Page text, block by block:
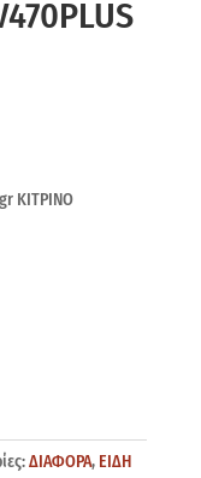
ΚΙΤΡΙΝΟ
ΔΙΑΦΟΡΑ, ΕΙΔΗ